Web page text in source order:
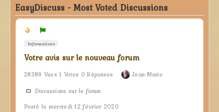
EasyDiscuss - Most Voted Discussions
Informations
Votre avis sur le nouveau forum
28389 Vues 1 Votes 0 Réponses
Jean-Marie
Discussions sur le forum
Posté le mercredi 12 février 2020